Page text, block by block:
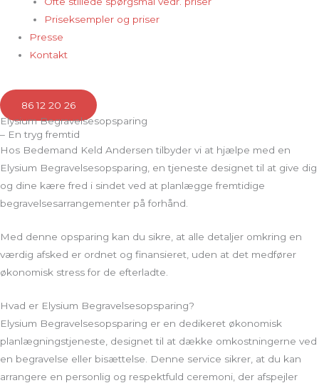
Priseksempler og priser
Presse
Kontakt
86 12 20 26
Elysium Begravelsesopsparing
– En tryg fremtid
Hos Bedemand Keld Andersen tilbyder vi at hjælpe med en
Elysium Begravelsesopsparing, en tjeneste designet til at give dig
og dine kære fred i sindet ved at planlægge fremtidige
begravelsesarrangementer på forhånd.
Med denne opsparing kan du sikre, at alle detaljer omkring en
værdig afsked er ordnet og finansieret, uden at det medfører
økonomisk stress for de efterladte.
Hvad er Elysium Begravelsesopsparing?
Elysium Begravelsesopsparing er en dedikeret økonomisk
planlægningstjeneste, designet til at dække omkostningerne ved
en begravelse eller bisættelse. Denne service sikrer, at du kan
arrangere en personlig og respektfuld ceremoni, der afspejler